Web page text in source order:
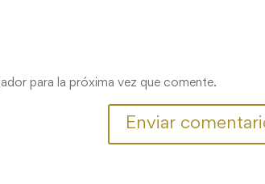
para la próxima vez que comente.